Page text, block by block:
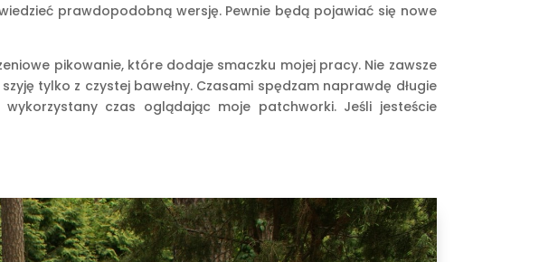
prawdopodobną wersję. Pewnie będą pojawiać się nowe
pikowanie, które dodaje smaczku mojej pracy. Nie zawsze
tylko z czystej bawełny. Czasami spędzam naprawdę długie
czas oglądając moje patchworki. Jeśli jesteście